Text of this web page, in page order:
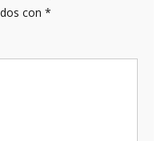
con *